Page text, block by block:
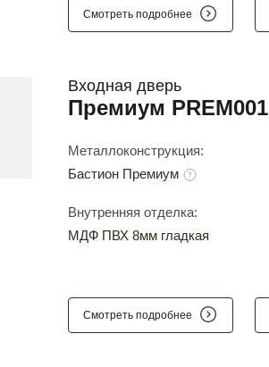
Смотреть подробнее
Входная дверь
Премиум PREM001
Металлоконструкция:
Бастион Премиум
Внутренняя отделка:
МДФ ПВХ 8мм гладкая
Смотреть подробнее